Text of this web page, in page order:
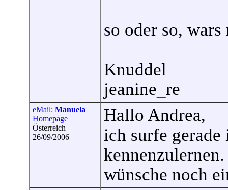
so oder so,
Knuddel
jeanine_re
eMail: Manuela
Homepage
Österreich
26/09/2006
Hallo Andrea,
ich surfe
wünsche noch